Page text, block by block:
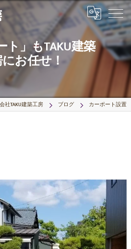
ト」もTAKU建築
お任せ！
社TAKU建築工房 ブログ カーポート設置